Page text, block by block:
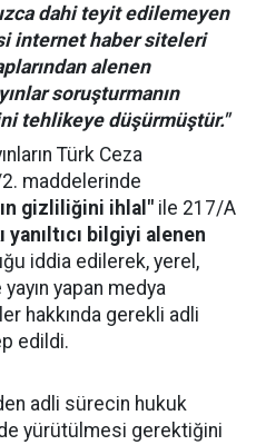
dahi teyit edilemeyen
internet haber siteleri
alenen
soruşturmanın
tehlikeye düşürmüştür."
Türk Ceza
maddelerinde
gizliliğini ihlal" ile 217/A
yanıltıcı bilgiyi alenen
iddia edilerek, yerel,
yapan medya
hakkında gerekli adli
edildi.
adli sürecin hukuk
yürütülmesi gerektiğini